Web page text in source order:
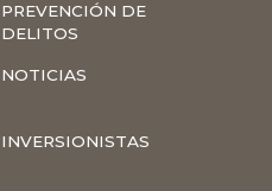
PREVENCIÓN DE
DELITOS
NOTICIAS
INVERSIONISTAS